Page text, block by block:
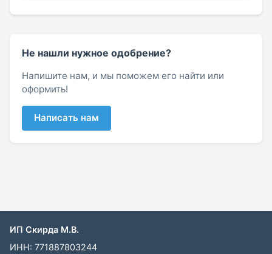
Не нашли нужное одобрение?
Напишите нам, и мы поможем его найти или
оформить!
Написать нам
ИП Скирда М.В.
ИНН: 771887803244